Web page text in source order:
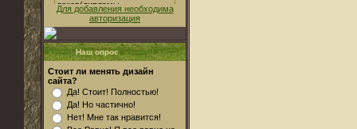
Для добавления необходима
авторизация
Наш опрос
Стоит ли менять дизайн
сайта?
Да! Стоит! Полностью!
Да! Но частично!
Нет! Мне так нравится!